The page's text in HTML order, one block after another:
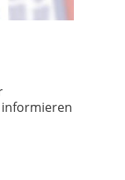
informieren